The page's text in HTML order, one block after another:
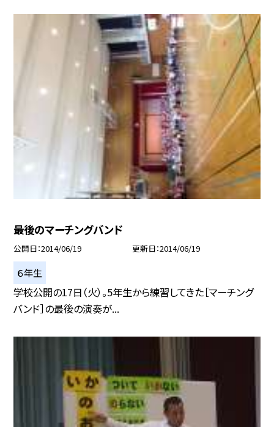
最後のマーチングバンド
公開日 2014/06/19 更新日 2014/06/19
６年生
学校公開の17日（火）。5年生から練習してきた［マーチング
バンド］の最後の演奏が...